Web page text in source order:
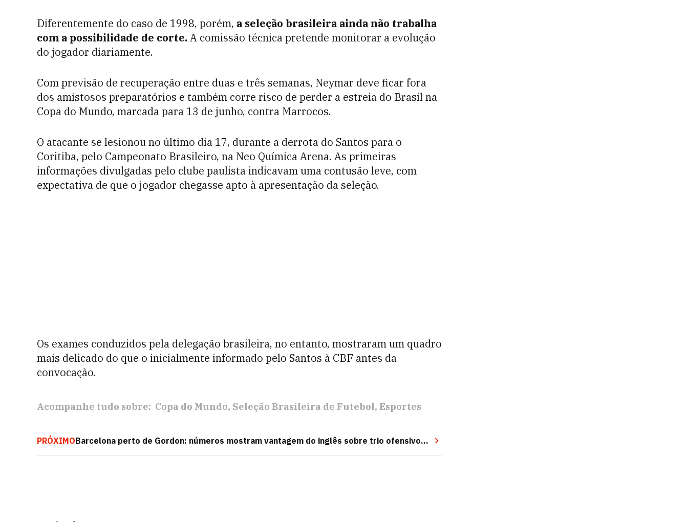
Diferentemente do caso de 1998, porém, a seleção brasileira ainda não trabalha
com a possibilidade de corte.A comissão técnica pretende monitorar a evolução
do jogador diariamente.
Com previsão de recuperação entre duas e três semanas, Neymar deve ficar fora
dos amistosos preparatórios e também corre risco de perder a estreia do Brasil na
Copa do Mundo, marcada para 13 de junho, contra Marrocos.
O atacante se lesionou no último dia 17, durante a derrota do Santos para o
Coritiba, pelo Campeonato Brasileiro, na Neo Química Arena. As primeiras
informações divulgadas pelo clube paulista indicavam uma contusão leve, com
expectativa de que o jogador chegasse apto à apresentação da seleção.
Os exames conduzidos pela delegação brasileira, no entanto, mostraram um quadro
mais delicado do que o inicialmente informado pelo Santos à CBF antes da
convocação.
Acompanhe tudo sobre: Copa do Mundo Seleção Brasileira de Futebol Esportes
PRÓXIMOBarcelona perto de Gordon: números mostram vantagem do inglês sobre trio ofensivo
do Barça